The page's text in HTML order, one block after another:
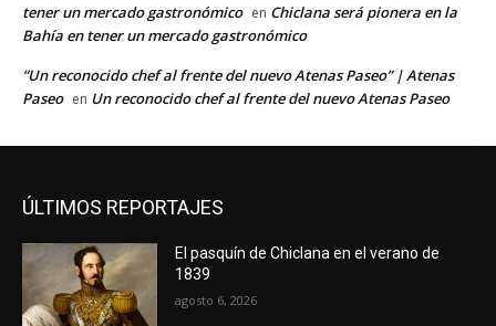
tener un mercado gastronómico en Chiclana será pionera en la
Bahía en tener un mercado gastronómico
“Un reconocido chef al frente del nuevo Atenas Paseo” | Atenas
Paseo en Un reconocido chef al frente del nuevo Atenas Paseo
ÚLTIMOS REPORTAJES
El pasquín de Chiclana en el verano de
1839
agosto 6, 2026